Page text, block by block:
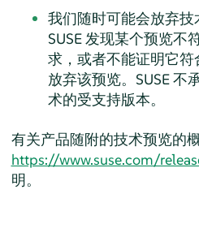
我们随时可能会放弃
SUSE 发现某个预览不
求，或者不能证明它
放弃该预览。SUSE 不
术的受支持版本。
有关产品随附的技术预览的
https://www.suse.com/
明。